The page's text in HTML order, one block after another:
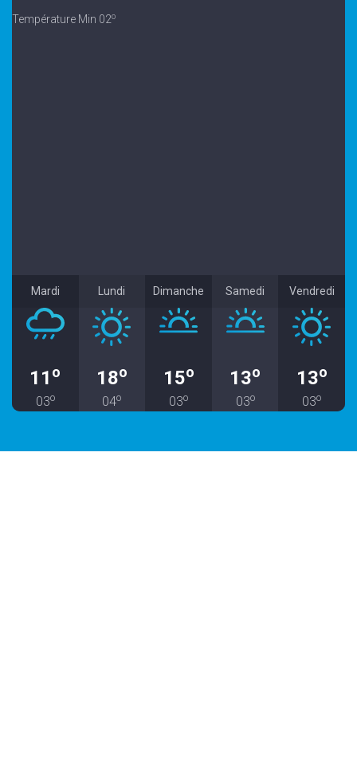
Température Min 02o
Vendredi
13o
03o
Samedi
13o
03o
Dimanche
15o
03o
Lundi
18o
04o
Mardi
11 o
03o